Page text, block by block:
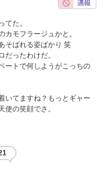
てた。
モフラージュかと。
そばれる姿ばかり 笑
だったわけだ。
ートで何しようがこっちの
いてますね？もっとギャー
使の笑顔でさ。